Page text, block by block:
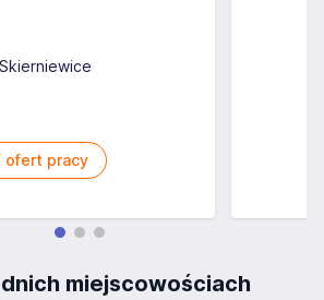
Skierniewice
ofert pracy
miejscowościach